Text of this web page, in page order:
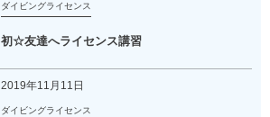
ダイビングライセンス
初☆友達へライセンス講習
2019年11月11日
ダイビングライセンス